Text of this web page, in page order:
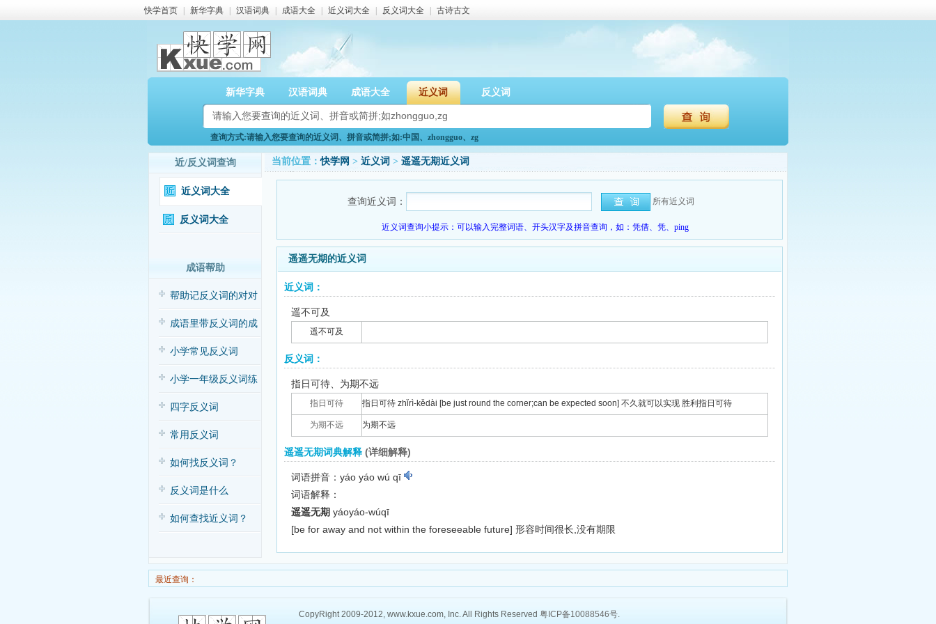
快学首页 新华字典 汉语词典 成语大全 近义词大全 反义词大全 古诗古文
新华字典 汉语词典 成语大全 近义词 反义词
查询方式:请输入您要查询的近义词、拼音或简拼;如:中国、zhongguo、zg
近/反义词查询
近义词大全
反义词大全
成语帮助
帮助记反义词的对对
子歌
成语里带反义词的成
语
小学常见反义词
小学一年级反义词练
习
四字反义词
常用反义词
如何找反义词？
反义词是什么
如何查找近义词？
当前位置：快学网 > 近义词 > 遥遥无期近义词
查询近义词： 所有近义词
近义词查询小提示：可以输入完整词语、开头汉字及拼音查询，如：凭借、凭、ping
遥遥无期的近义词
近义词：
遥不可及
遥不可及
反义词：
指日可待、为期不远
指日可待 指日可待 zhǐrì-kědài [be just round the corner;can be expected soon] 不久就可以实现 胜利指日可待
为期不远 为期不远
遥遥无期词典解释 (详细解释)
词语拼音：yáo yáo wú qī
词语解释：
遥遥无期 yáoyáo-wúqī
[be for away and not within the foreseeable future] 形容时间很长,没有期限
最近查询：
CopyRight 2009-2012, www.kxue.com, Inc. All Rights Reserved 粤ICP备10088546号.